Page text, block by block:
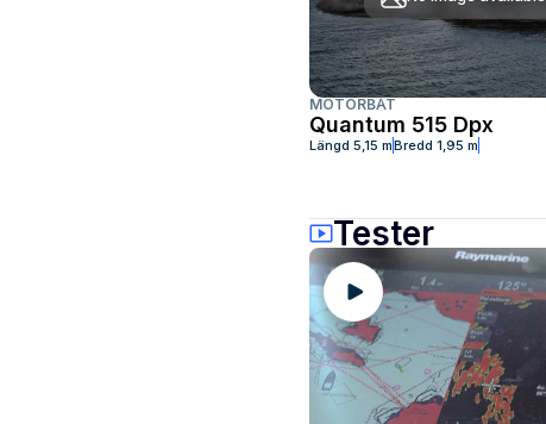
MOTORBÅT
Quantum 515 Dpx
Längd 5,15 mBredd 1,95 m
Tester